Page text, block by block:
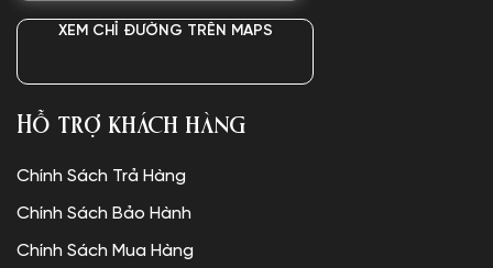
XEM CHỈ ĐƯỜNG TRÊN MAPS
Hỗ trợ khách hàng
Chính Sách Trả Hàng
Chính Sách Bảo Hành
Chính Sách Mua Hàng